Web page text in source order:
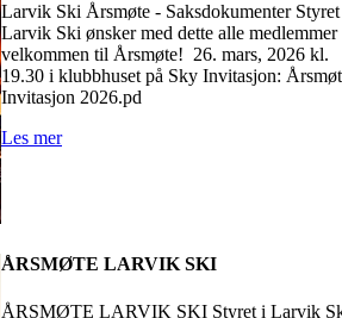
Larvik Ski Årsmøte - Saksdokumenter
Larvik Ski ønsker med dette alle medlemmer
velkommen til Årsmøte! 26. mars, 2026 kl.
19.30 i klubbhuset på Sky Invitasjon:
Invitasjon 2026.pd
Les mer
ÅRSMØTE LARVIK SKI
ÅRSMØTE LARVIK SKI Styret i Larvik